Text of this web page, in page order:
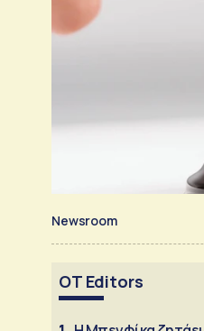
Newsroom
OT Editors